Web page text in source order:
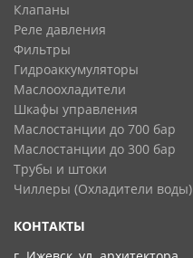
Клапаны
Реле давления
Фильтры
Гидроаккумуляторы
Маслоохладители
Шкафы управления
Маслостанции до 700 бар
Маслостанции до 300 бар
Трубы и штоки
Чиллеры (Охладители воды)
КОНТАКТЫ